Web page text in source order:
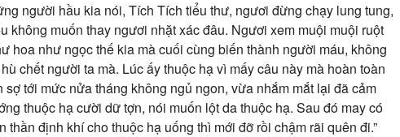
người hầu kia nói, Tích Tích tiểu thư, ngươi đừng chạy lung tung,
không muốn thay ngươi nhặt xác đâu. Ngươi xem muội muội ruột
hoa như ngọc thế kia mà cuối cùng biến thành người máu, không
chết người ta mà. Lúc ấy thuộc hạ vì mấy câu này mà hoàn toàn
tới mức nửa tháng không ngủ ngon, vừa nhắm mắt lại đã cảm
thuộc hạ cười dữ tợn, nói muốn lột da thuộc hạ. Sau đó may có
định khí cho thuộc hạ uống thì mới đỡ rồi chậm rãi quên đi.”